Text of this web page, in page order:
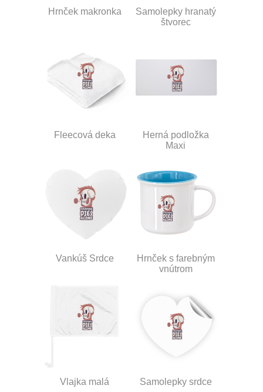
Hrnček makronka
Samolepky hranatý
štvorec
Fleecová deka
Herná podložka
Maxi
Vankúš Srdce
Hrnček s farebným
vnútrom
Vlajka malá Samolepky srdce